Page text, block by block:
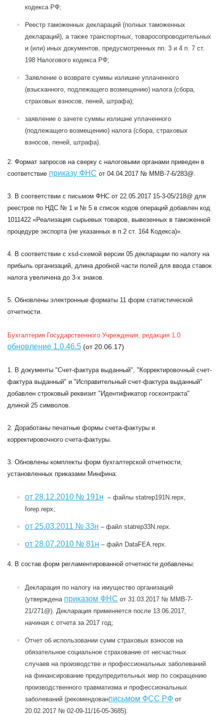
кодекса РФ;
Реестр таможенных деклараций (полных таможенных
деклараций), а также транспортных, товаросопроводительных
и (или) иных документов, предусмотренных пп. 3 и 4 п. 7 ст.
198 Налогового кодекса РФ;
Заявление о возврате суммы излишне уплаченного
(взысканного, подлежащего возмещению) налога (сбора,
страховых взносов, пеней, штрафа);
заявление о зачете суммы излишне уплаченного
(подлежащего возмещению) налога (сбора, страховых
взносов, пеней, штрафа).
2. Формат запросов на сверку с налоговыми органами приведен в
соответствие приказу ФНС от 04.04.2017 № ММВ-7-6/283@.
3. В соответствии с письмом ФНС от 22.05.2017 15-3-05/218@ для
реестров по НДС № 1 и № 5 в список кодов операций добавлен код
1011422 «Реализация сырьевых товаров, вывезенных в таможенной
процедуре экспорта (не указанных в п.2 ст. 164 Кодекса)».
4. В соответствии с xsd-схемой версии 05 декларации по налогу на
прибыль организаций, длина дробной части полей для ввода ставок
налога увеличена до 3-х знаков.
5. Обновлены электронные форматы 11 форм статистической
отчетности.
Бухгалтерия Государственного Учреждения, редакция 1.0
обновление 1.0.46.5 (от 20.06.17)
1. В документы "Счет-фактура выданный", "Корректировочный счет-
фактура выданный" и "Исправительный счет-фактура выданный"
добавлен строковый реквизит "Идентификатор госконтракта"
длиной 25 символов.
2. Доработаны печатные формы счета-фактуры и
корректировочного счета-фактуры.
3. Обновлены комплекты форм бухгалтерской отчетности,
установленных приказами Минфина:
от 28.12.2010 № 191н – файлы statrep191N.repx,
forep.repx;
от 25.03.2011 № 33н – файл statrep33N.repx.
от 28.07.2010 № 81н – файл DataFEA.repx.
4. В состав форм регламентированной отчетности добавлены:
Декларация по налогу на имущество организаций
(утверждена приказом ФНС от 31.03.2017 № ММВ-7-
21/271@). Декларация применяется после 13.06.2017,
начиная с отчета за 2017 год;
Отчет об использовании сумм страховых взносов на
обязательное социальное страхование от несчастных
случаев на производстве и профессиональных заболеваний
на финансирование предупредительных мер по сокращению
производственного травматизма и профессиональных
заболеваний (рекомендованписьмом ФСС РФ от
20.02.2017 № 02-09-11/16-05-3685).